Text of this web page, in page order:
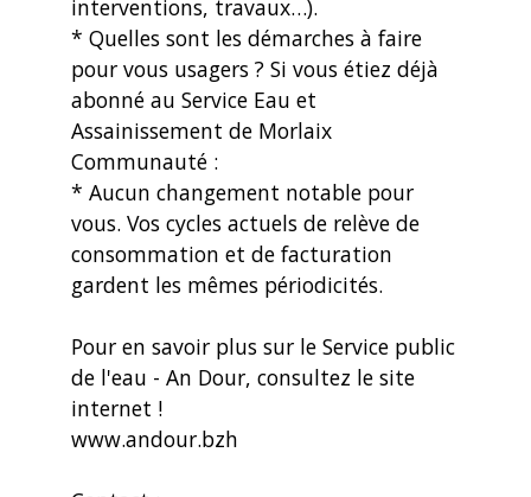
interventions, travaux…).
* Quelles sont les démarches à faire
pour vous usagers ? Si vous étiez déjà
abonné au Service Eau et
Assainissement de Morlaix
Communauté :
* Aucun changement notable pour
vous. Vos cycles actuels de relève de
consommation et de facturation
gardent les mêmes périodicités.
Pour en savoir plus sur le Service public
de l'eau - An Dour, consultez le site
internet !
www.andour.bzh